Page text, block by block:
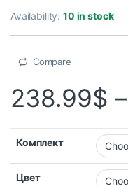
Availability:10 in stock
Compare
238.99$ –
Комплект
Цвет